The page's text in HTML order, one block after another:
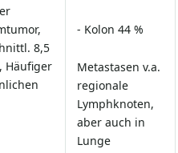
8,5
Häufiger
- Kolon 44 %
Metastasen v.a.
regionale
Lymphknoten,
aber auch in
Lunge